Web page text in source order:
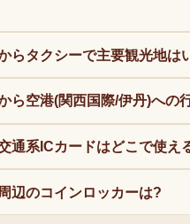
らタクシーで主要観光地は
ら空港(関西国際/伊丹)への
通系ICカードはどこで使え
辺のコインロッカーは?